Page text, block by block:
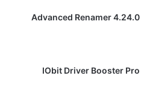
تفعيل برنامج IObit Driver Booster Pro